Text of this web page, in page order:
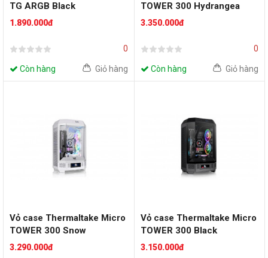
TG ARGB Black
1.890.000đ
0
Còn hàng Giỏ hàng
TOWER 300 Hydrangea
Blue
3.350.000đ
0
Còn hàng Giỏ hàng
Vỏ case Thermaltake Micro
TOWER 300 Snow
3.290.000đ
Vỏ case Thermaltake Micro
TOWER 300 Black
3.150.000đ